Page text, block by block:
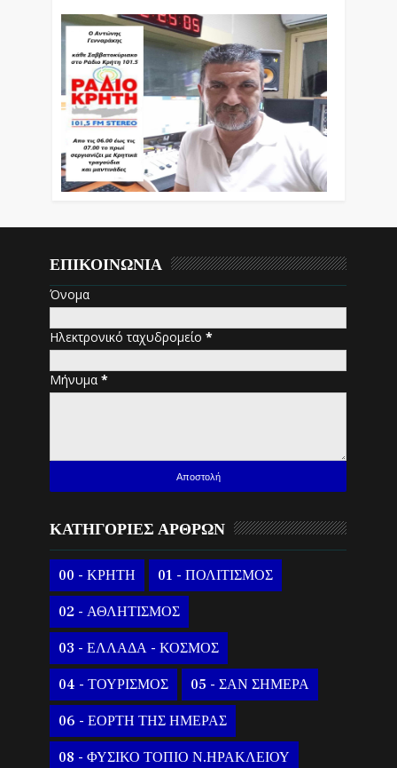
ΕΠΙΚΟΙΝΩΝΙΑ
Όνομα
Ηλεκτρονικό ταχυδρομείο*
Μήνυμα*
ΚΑΤΗΓΟΡΙΕΣ ΑΡΘΡΩΝ
00 - ΚΡΗΤΗ 01 - ΠΟΛΙΤΙΣΜΟΣ
02 - ΑΘΛΗΤΙΣΜΟΣ
03 - ΕΛΛΑΔΑ - ΚΟΣΜΟΣ
04 - ΤΟΥΡΙΣΜΟΣ 05 - ΣΑΝ ΣΗΜΕΡΑ
06 - ΕΟΡΤΗ ΤΗΣ ΗΜΕΡΑΣ
08 - ΦΥΣΙΚΟ ΤΟΠΙΟ Ν.ΗΡΑΚΛΕΙΟΥ